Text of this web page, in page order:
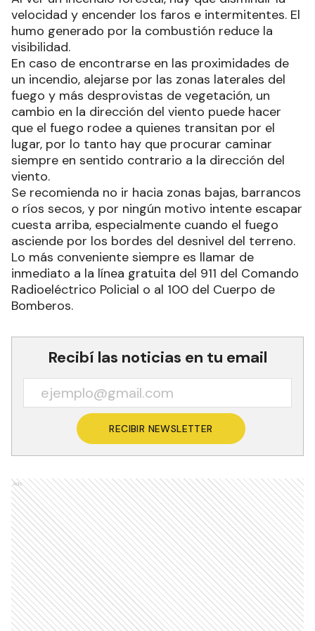
velocidad y encender los faros e intermitentes. El
humo generado por la combustión reduce la
visibilidad.
En caso de encontrarse en las proximidades de
un incendio, alejarse por las zonas laterales del
fuego y más desprovistas de vegetación, un
cambio en la dirección del viento puede hacer
que el fuego rodee a quienes transitan por el
lugar, por lo tanto hay que procurar caminar
siempre en sentido contrario a la dirección del
viento.
Se recomienda no ir hacia zonas bajas, barrancos
o ríos secos, y por ningún motivo intente escapar
cuesta arriba, especialmente cuando el fuego
asciende por los bordes del desnivel del terreno.
Lo más conveniente siempre es llamar de
inmediato a la línea gratuita del 911 del Comando
Radioeléctrico Policial o al 100 del Cuerpo de
Bomberos.
Recibí las noticias en tu email
RECIBIR NEWSLETTER
Ads